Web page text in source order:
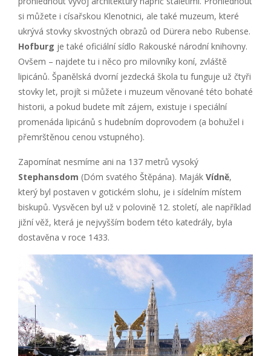
si můžete i císařskou Klenotnici, ale také muzeum, které
ukrývá stovky skvostných obrazů od Dürera nebo Rubense.
Hofburg je také oficiální sídlo Rakouské národní knihovny.
Ovšem – najdete tu i něco pro milovníky koní, zvláště
lipicánů. Španělská dvorní jezdecká škola tu funguje už čtyři
stovky let, projít si můžete i muzeum věnované této bohaté
historii, a pokud budete mít zájem, existuje i speciální
promenáda lipicánů s hudebním doprovodem (a bohužel i
přemrštěnou cenou vstupného).
Zapomínat nesmíme ani na 137 metrů vysoký
Stephansdom (Dóm svatého Štěpána). Maják Vídně,
který byl postaven v gotickém slohu, je i sídelním místem
biskupů. Vysvěcen byl už v polovině 12. století, ale například
jižní věž, která je nejvyšším bodem této katedrály, byla
dostavěna v roce 1433.